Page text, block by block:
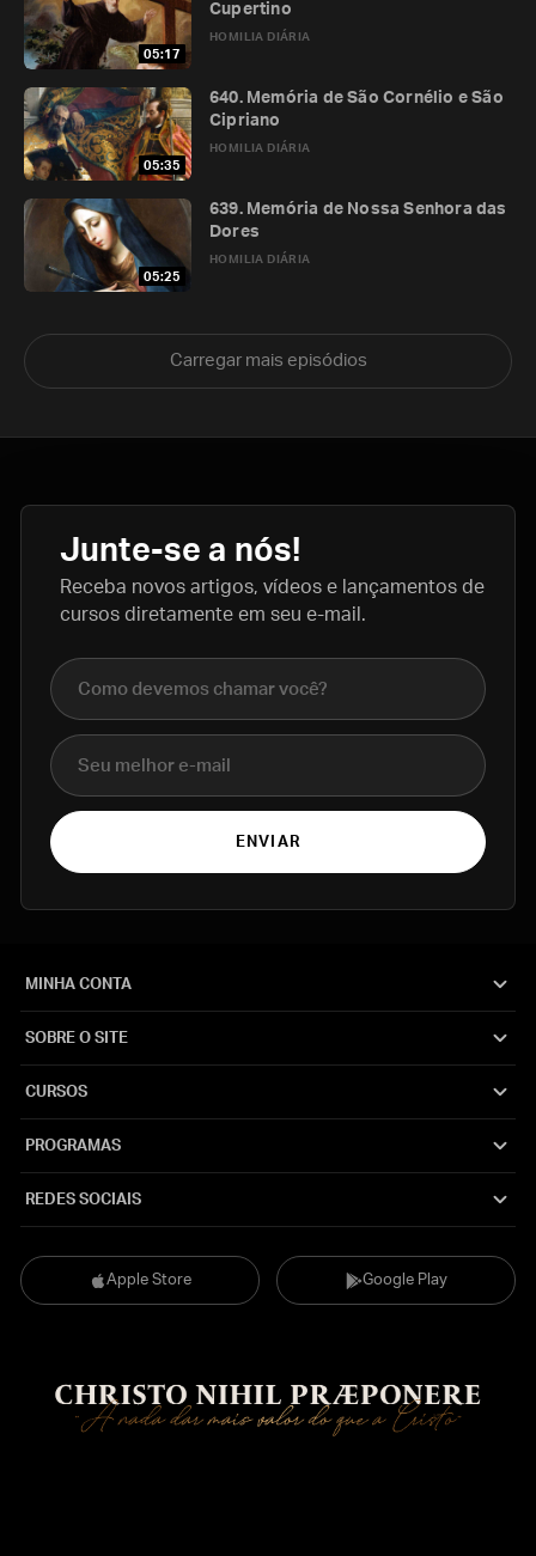
05:17
HOMILIA DIÁRIA
Cupertino
05:35
HOMILIA DIÁRIA
640. Memória de São Cornélio e São
Cipriano
05:25
HOMILIA DIÁRIA
639. Memória de Nossa Senhora das
Dores
Carregar mais episódios
Junte-se a nós!
Receba novos artigos, vídeos e lançamentos de
cursos diretamente em seu e-mail.
Nome completo
E-mail
ENVIAR
Apple Store Google Play
MINHA CONTA
SOBRE O SITE
CURSOS
PROGRAMAS
REDES SOCIAIS